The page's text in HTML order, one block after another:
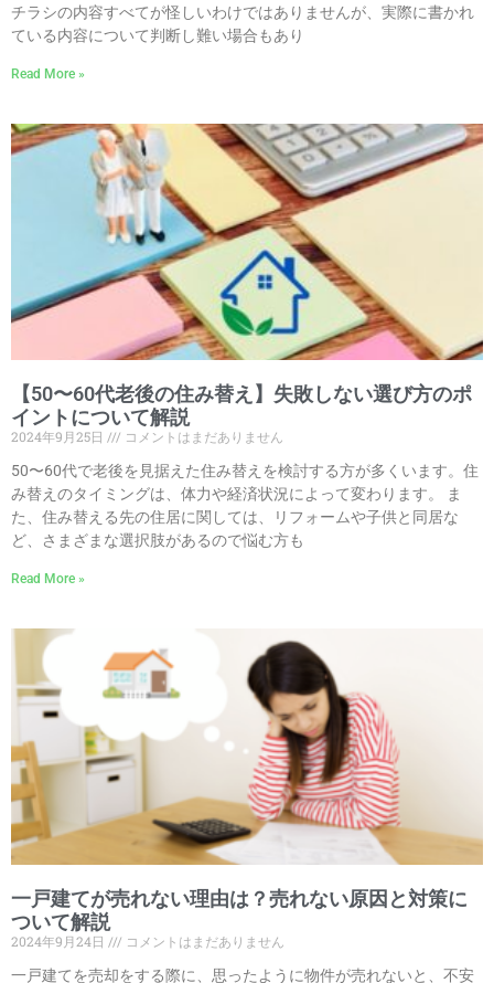
チラシの内容すべてが怪しいわけではありませんが、実際に書かれ
ている内容について判断し難い場合もあり
Read More »
【50〜60代老後の住み替え】失敗しない選び方のポ
イントについて解説
2024年9月25日
コメントはまだありません
50〜60代で老後を見据えた住み替えを検討する方が多くいます。住
み替えのタイミングは、体力や経済状況によって変わります。 ま
た、住み替える先の住居に関しては、リフォームや子供と同居な
ど、さまざまな選択肢があるので悩む方も
Read More »
一戸建てが売れない理由は？売れない原因と対策に
ついて解説
2024年9月24日
コメントはまだありません
一戸建てを売却をする際に、思ったように物件が売れないと、不安